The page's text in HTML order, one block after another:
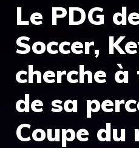
Le PDG
Soccer,
cherche
de sa
Coupe du